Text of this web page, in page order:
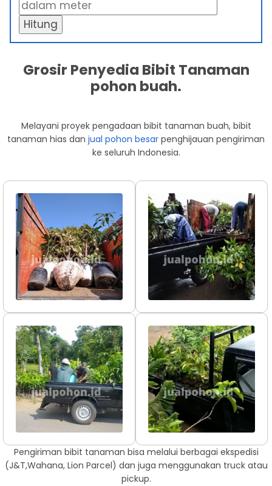
Hitung
Grosir Penyedia Bibit Tanaman
pohon buah.
Melayani proyek pengadaan bibit tanaman buah, bibit
tanaman hias dan jual pohon besar penghijauan pengiriman
ke seluruh Indonesia.
Pengiriman bibit tanaman bisa melalui berbagai ekspedisi
(J&T,Wahana, Lion Parcel) dan juga menggunakan truck atau
pickup.